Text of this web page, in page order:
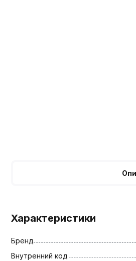
Характеристики
Бренд
Внутренний код